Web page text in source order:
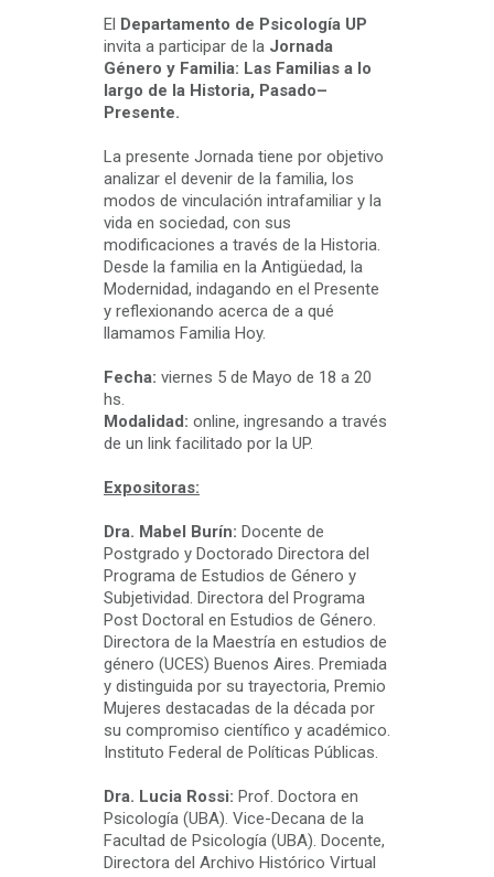
El Departamento de Psicología UP
invita a participar de la Jornada
Género y Familia: Las Familias a lo
largo de la Historia, Pasado–
Presente.
La presente Jornada tiene por objetivo
analizar el devenir de la familia, los
modos de vinculación intrafamiliar y la
vida en sociedad, con sus
modificaciones a través de la Historia.
Desde la familia en la Antigüedad, la
Modernidad, indagando en el Presente
y reflexionando acerca de a qué
llamamos Familia Hoy.
Fecha: viernes 5 de Mayo de 18 a 20
hs.
Modalidad: online, ingresando a través
de un link facilitado por la UP.
Expositoras:
Dra. Mabel Burín: Docente de
Postgrado y Doctorado Directora del
Programa de Estudios de Género y
Subjetividad. Directora del Programa
Post Doctoral en Estudios de Género.
Directora de la Maestría en estudios de
género (UCES) Buenos Aires. Premiada
y distinguida por su trayectoria, Premio
Mujeres destacadas de la década por
su compromiso científico y académico.
Instituto Federal de Políticas Públicas.
Dra. Lucia Rossi: Prof. Doctora en
Psicología (UBA). Vice-Decana de la
Facultad de Psicología (UBA). Docente,
Directora del Archivo Histórico Virtual